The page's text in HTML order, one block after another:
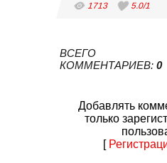
1713 5.0/1
ВСЕГО
КОММЕНТАРИЕВ: 0
Добавлять
только
[